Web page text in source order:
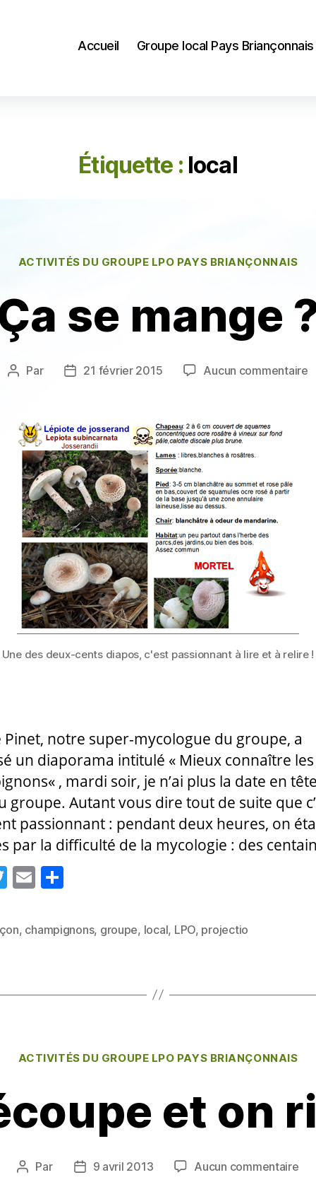
Accueil Groupe local Pays Briançonnais
Étiquette : local
Catégories
ACTIVITÉS DU GROUPE LPO PAYS BRIANÇONNAIS
se mange
Auteur
Par
Date21 février 2015 Aucun commentairesur
Une des deux-cents diapos, c'est passionnant à lire et à relire !
Pinet, notre super-mycologue du groupe, a
un diaporama intitulé « Mieux connaître les
, mardi soir, je n’ai plus la date en
groupe. Autant vous dire tout de suite que
passionnant : pendant deux heures, on
par la difficulté de la mycologie : des
T
itt
er
E
ai rt
a
er
, champignons, groupe, local, LPO, projectio
Catégories
ACTIVITÉS DU GROUPE LPO PAYS BRIANÇONNAIS
et on
Auteur
Par
Date9 avril 2013 Aucun commentairesur